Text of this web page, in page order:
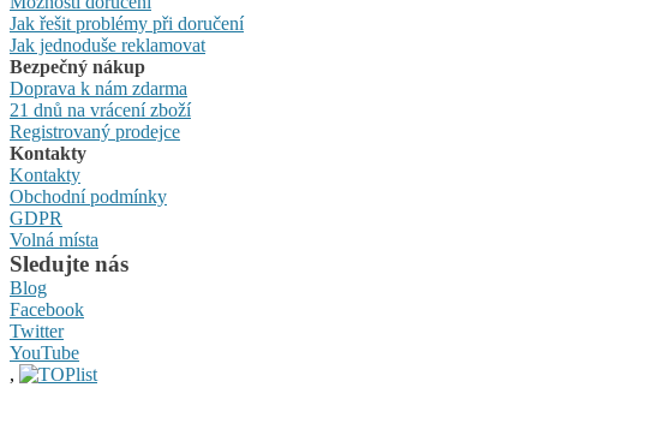
Jak řešit problémy při doručení
Jak jednoduše reklamovat
Bezpečný nákup
Doprava k nám zdarma
21 dnů na vrácení zboží
Registrovaný prodejce
Kontakty
Kontakty
Obchodní podmínky
GDPR
Volná místa
Sledujte nás
Blog
Facebook
Twitter
YouTube
,